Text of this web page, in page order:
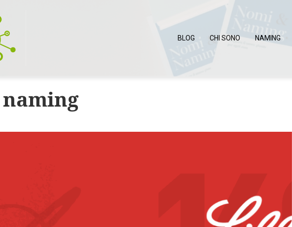
BLOG CHI SONO NAMING
naming